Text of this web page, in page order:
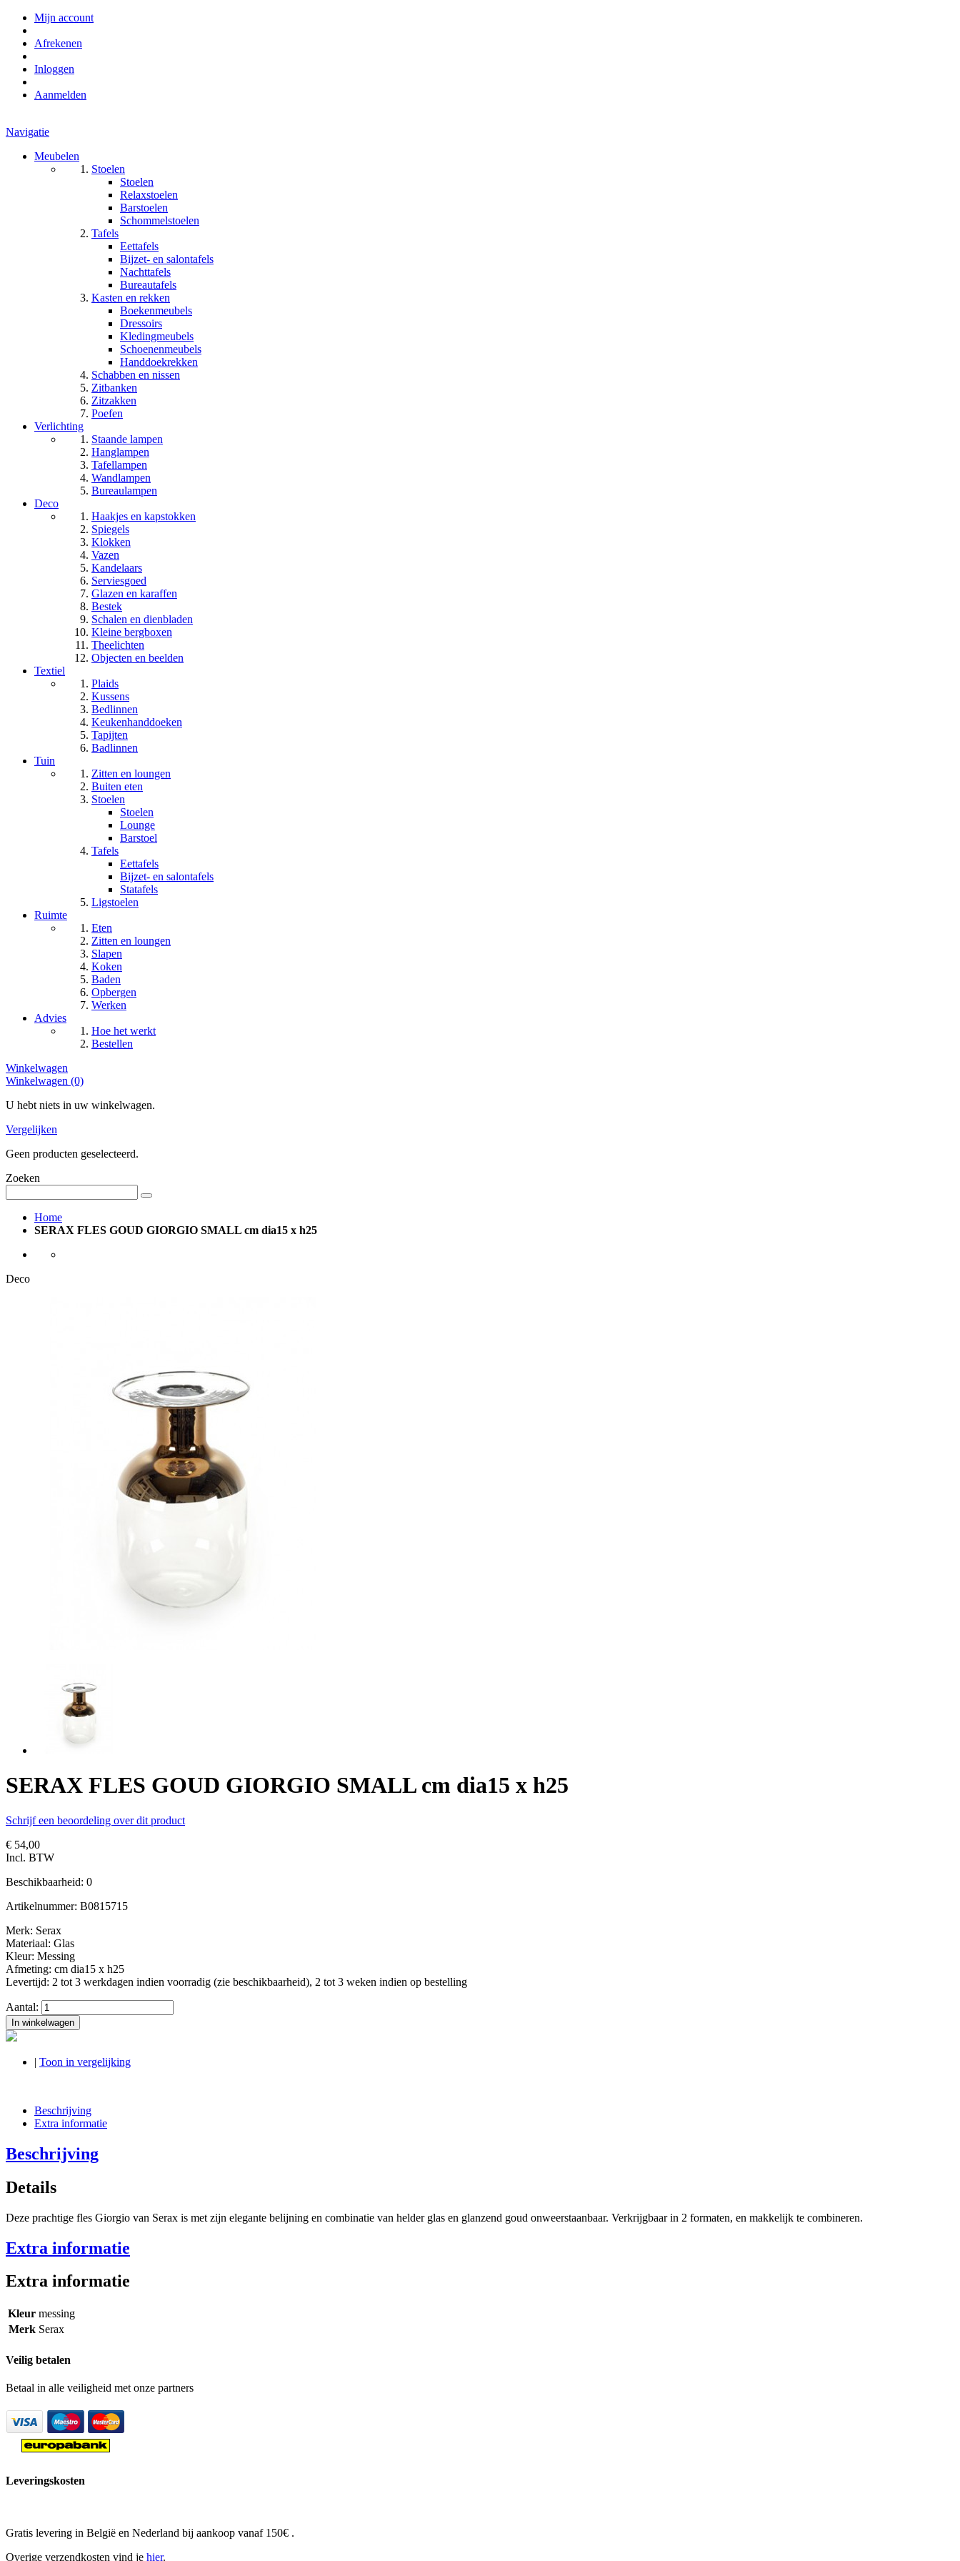
Mijn account
Afrekenen
Inloggen
Aanmelden
Navigatie
Meubelen
Stoelen
Stoelen
Relaxstoelen
Barstoelen
Schommelstoelen
Tafels
Eettafels
Bijzet- en salontafels
Nachttafels
Bureautafels
Kasten en rekken
Boekenmeubels
Dressoirs
Kledingmeubels
Schoenenmeubels
Handdoekrekken
Schabben en nissen
Zitbanken
Zitzakken
Poefen
Verlichting
Staande lampen
Hanglampen
Tafellampen
Wandlampen
Bureaulampen
Deco
Haakjes en kapstokken
Spiegels
Klokken
Vazen
Kandelaars
Serviesgoed
Glazen en karaffen
Bestek
Schalen en dienbladen
Kleine bergboxen
Theelichten
Objecten en beelden
Textiel
Plaids
Kussens
Bedlinnen
Keukenhanddoeken
Tapijten
Badlinnen
Tuin
Zitten en loungen
Buiten eten
Stoelen
Stoelen
Lounge
Barstoel
Tafels
Eettafels
Bijzet- en salontafels
Statafels
Ligstoelen
Ruimte
Eten
Zitten en loungen
Slapen
Koken
Baden
Opbergen
Werken
Advies
Hoe het werkt
Bestellen
Winkelwagen
Winkelwagen (0)
U hebt niets in uw winkelwagen.
Vergelijken
Geen producten geselecteerd.
Zoeken
Home
SERAX FLES GOUD GIORGIO SMALL cm dia15 x h25
Deco
SERAX FLES GOUD GIORGIO SMALL cm dia15 x h25
Schrijf een beoordeling over dit product
€ 54,00
Incl. BTW
Beschikbaarheid: 0
Artikelnummer: B0815715
Merk: Serax
Materiaal: Glas
Kleur: Messing
Afmeting: cm dia15 x h25
Levertijd: 2 tot 3 werkdagen indien voorradig (zie beschikbaarheid), 2 tot 3 weken indien op bestelling
Aantal:
In winkelwagen
| Toon in vergelijking
Beschrijving
Extra informatie
Beschrijving
Details
Deze prachtige fles Giorgio van Serax is met zijn elegante belijning en combinatie van helder glas en glanzend goud onweerstaanbaar. Verkrijgbaar in 2 formaten, en makkelijk te combineren.
Extra informatie
Extra informatie
Kleur messing
Merk Serax
Veilig betalen
Betaal in alle veiligheid met onze partners
Leveringskosten
Gratis levering in België en Nederland bij aankoop vanaf 150€ .
Overige verzendkosten vind je hier.